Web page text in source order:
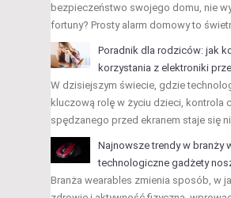
bezpieczeństwo swojego domu, nie
fortuny? Prosty alarm domowy to
Poradnik dla rodziców: jak
korzystania z elektroniki
W dzisiejszym świecie, gdzie
kluczową rolę w życiu dzieci, kontrola
spędzanego przed ekranem staje się
Najnowsze trendy w branży
technologiczne gadżety
Branża wearables zmienia sposób, w